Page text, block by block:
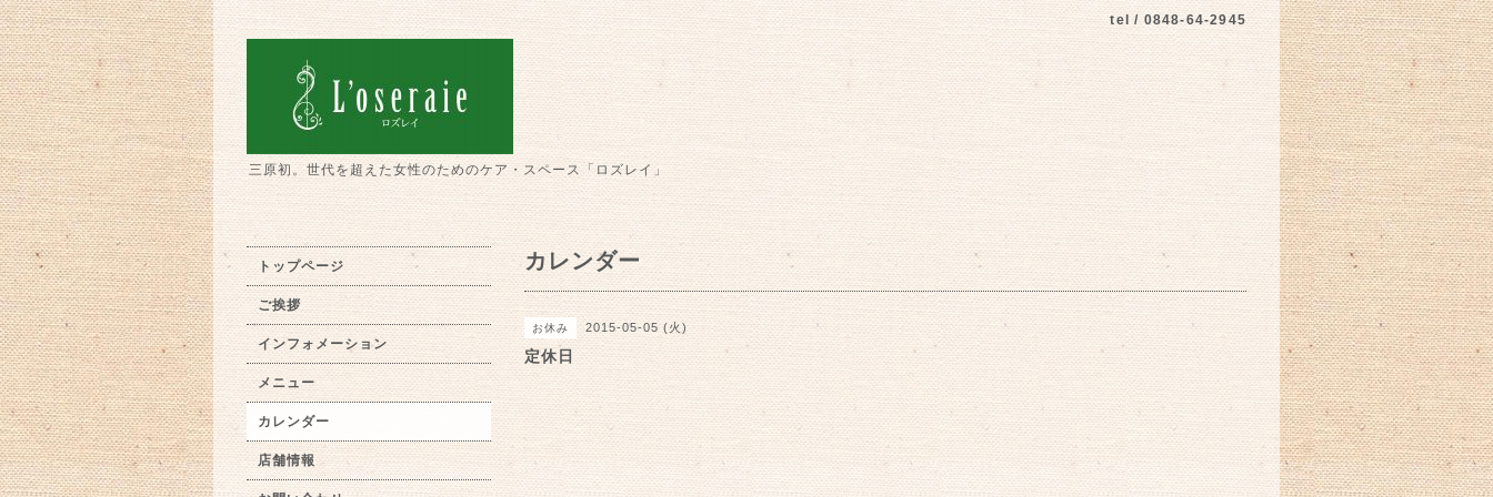
tel / 0848-64-2945
三原初。世代を超えた女性のためのケア・スペース「ロズレイ」
カレンダー
お休み 2015-05-05 (火)
定休日
トップページ
ご挨拶
インフォメーション
メニュー
カレンダー
店舗情報